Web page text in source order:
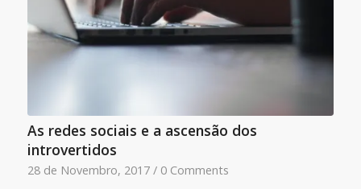
As redes sociais e a ascensão dos
introvertidos
28 de Novembro, 2017 / 0 Comments